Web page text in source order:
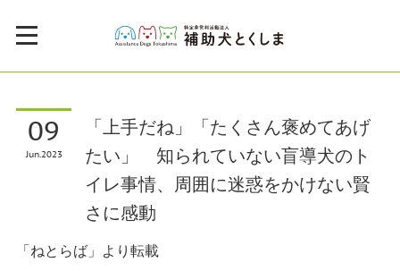
09
Jun2023
「上手だね」「たくさん褒めてあげ
たい」 知られていない盲導犬のト
イレ事情、周囲に迷惑をかけない賢
さに感動
「ねとらば」より転載